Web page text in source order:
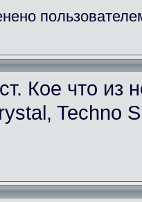
Кое что из
Techno